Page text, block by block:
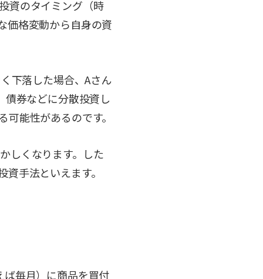
資のタイミング（時
価格変動から自身の資
下落した場合、Aさん
債券などに分散投資し
能性があるのです。
しくなります。した
手法といえます。
毎月）に商品を買付